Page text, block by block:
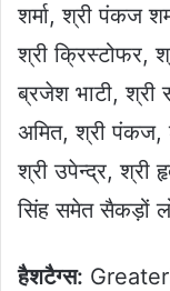
शर्मा, श्री पंकज
श्री क्रिस्टोफर,
ब्रजेश भाटी, श्री
अमित, श्री पंकज,
श्री उपेन्द्र, श्री
सिंह समेत सैकड़ों
हैशटैग्स: